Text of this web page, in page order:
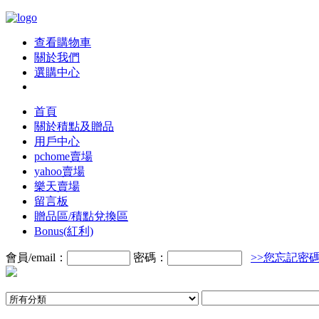
查看購物車
關於我們
選購中心
首頁
關於積點及贈品
用戶中心
pchome賣場
yahoo賣場
樂天賣場
留言板
贈品區/積點兌換區
Bonus(紅利)
會員/email： 密碼： >>您忘記密